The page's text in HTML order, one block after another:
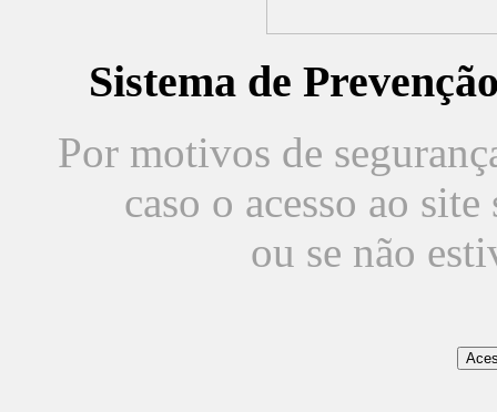
Sistema de
Por motivos de
caso o acesso ao
ou se não